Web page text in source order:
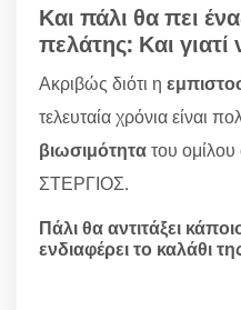
Και πάλι θα πει
πελάτης: Και
Ακριβώς διότι η
τελευταία χρόνια είναι
βιωσιμότητατου
ΣΤΕΡΓΙΟΣ.
Πάλι θα αντιτάξει
ενδιαφέρει το καλάθι